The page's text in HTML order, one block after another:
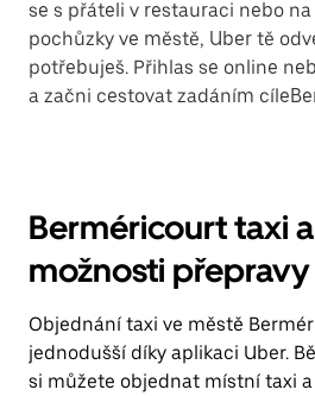
se s přáteli v restauraci nebo
pochůzky ve městě, Uber tě
potřebuješ. Přihlas se online
a začni cestovat zadáním
Berméricourt taxi
možnosti přepravy
Objednání taxi ve městě
jednodušší díky aplikaci Uber.
si můžete objednat místní taxi